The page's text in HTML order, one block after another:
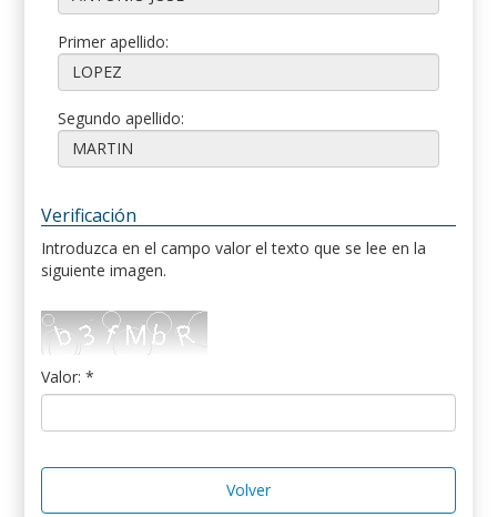
Primer apellido:
Segundo apellido:
Verificación
Introduzca en el campo valor el texto que se lee en la
siguiente imagen.
Valor: *
Volver